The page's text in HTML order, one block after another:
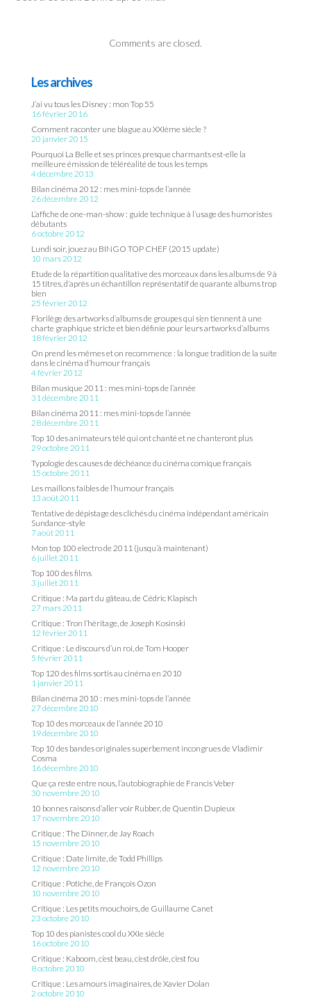
Comments are closed.
Les archives
J’ai vu tous les Disney : mon Top 55
16 février 2016
Comment raconter une blague au XXIème siècle ?
20 janvier 2015
Pourquoi La Belle et ses princes presque charmants est-elle la
meilleure émission de téléréalité de tous les temps
4 décembre 2013
Bilan cinéma 2012 : mes mini-tops de l’année
26 décembre 2012
L’affiche de one-man-show : guide technique à l’usage des humoristes
débutants
6 octobre 2012
Lundi soir, jouez au BINGO TOP CHEF (2015 update)
10 mars 2012
Etude de la répartition qualitative des morceaux dans les albums de 9 à
15 titres, d’après un échantillon représentatif de quarante albums trop
bien
25 février 2012
Florilège des artworks d’albums de groupes qui s’en tiennent à une
charte graphique stricte et bien définie pour leurs artworks d’albums
18 février 2012
On prend les mêmes et on recommence : la longue tradition de la suite
dans le cinéma d’humour français
4 février 2012
Bilan musique 2011 : mes mini-tops de l’année
31 décembre 2011
Bilan cinéma 2011 : mes mini-tops de l’année
28 décembre 2011
Top 10 des animateurs télé qui ont chanté et ne chanteront plus
29 octobre 2011
Typologie des causes de déchéance du cinéma comique français
15 octobre 2011
Les maillons faibles de l’humour français
13 août 2011
Tentative de dépistage des clichés du cinéma indépendant américain
Sundance-style
7 août 2011
Mon top 100 electro de 2011 (jusqu’à maintenant)
6 juillet 2011
Top 100 des films
3 juillet 2011
Critique : Ma part du gâteau, de Cédric Klapisch
27 mars 2011
Critique : Tron l’héritage, de Joseph Kosinski
12 février 2011
Critique : Le discours d’un roi, de Tom Hooper
5 février 2011
Top 120 des films sortis au cinéma en 2010
1 janvier 2011
Bilan cinéma 2010 : mes mini-tops de l’année
27 décembre 2010
Top 10 des morceaux de l’année 2010
19 décembre 2010
Top 10 des bandes originales superbement incongrues de Vladimir
Cosma
16 décembre 2010
Que ça reste entre nous, l’autobiographie de Francis Veber
30 novembre 2010
10 bonnes raisons d’aller voir Rubber, de Quentin Dupieux
17 novembre 2010
Critique : The Dinner, de Jay Roach
15 novembre 2010
Critique : Date limite, de Todd Phillips
12 novembre 2010
Critique : Potiche, de François Ozon
10 novembre 2010
Critique : Les petits mouchoirs, de Guillaume Canet
23 octobre 2010
Top 10 des pianistes cool du XXIe siècle
16 octobre 2010
Critique : Kaboom, c’est beau, c’est drôle, c’est fou
8 octobre 2010
Critique : Les amours imaginaires, de Xavier Dolan
2 octobre 2010